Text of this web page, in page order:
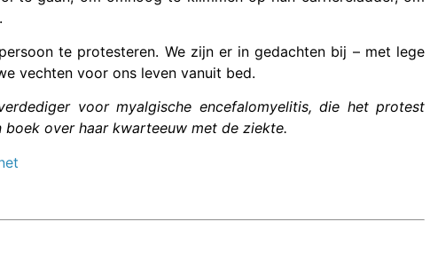
te protesteren. We zijn er in gedachten bij – met lege
vechten voor ons leven vanuit bed.
voor myalgische encefalomyelitis, die het protest
over haar kwarteeuw met de ziekte.